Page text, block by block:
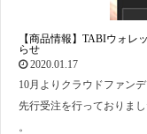
【商品情報】TABIウォレ
らせ
2020.01.17
10月よりクラウドファン
先行受注を行っておりま
。